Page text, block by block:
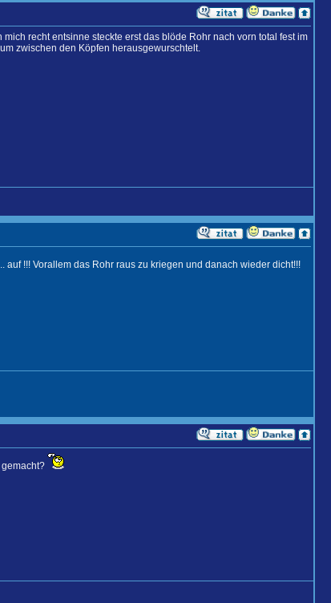
recht entsinne steckte erst das blöde Rohr nach vorn total fest im
zwischen den Köpfen herausgewurschtelt.
auf !!! Vorallem das Rohr raus zu kriegen und danach wieder dicht!!!